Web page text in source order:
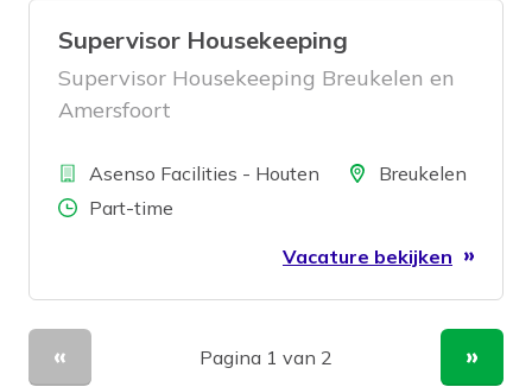
Supervisor Housekeeping
Supervisor Housekeeping Breukelen en
Amersfoort
BedrijfAsenso Facilities - Houten LocatieBreukelen
Aantal uren
Part-time
Vacature bekijken
Vorige pagina
Pagina 1 van 2